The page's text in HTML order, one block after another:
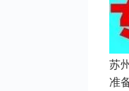
苏
准